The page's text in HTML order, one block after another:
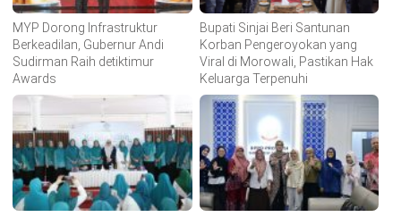
MYP Dorong Infrastruktur
Berkeadilan, Gubernur Andi
Sudirman Raih detiktimur
Awards
Bupati Sinjai Beri Santunan
Korban Pengeroyokan yang
Viral di Morowali, Pastikan Hak
Keluarga Terpenuhi